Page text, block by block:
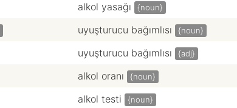
alkol yasağı {noun}
uyuşturucu bağımlısı {noun}
uyuşturucu bağımlısı {adj}
alkol oranı {noun}
alkol testi {noun}